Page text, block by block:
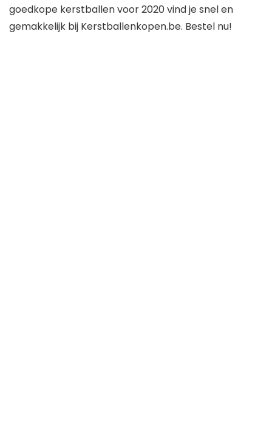
goedkope kerstballen voor 2020 vind je snel en
gemakkelijk bij Kerstballenkopen.be. Bestel nu!